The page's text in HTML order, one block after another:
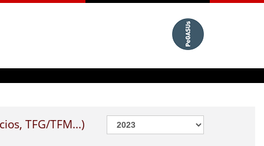
TFG/TFM...)